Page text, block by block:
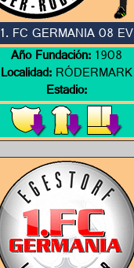
1. FC GERMANIA 08 EV
Año Fundación:1908
Localidad:RÓDERMARK
Estadio: